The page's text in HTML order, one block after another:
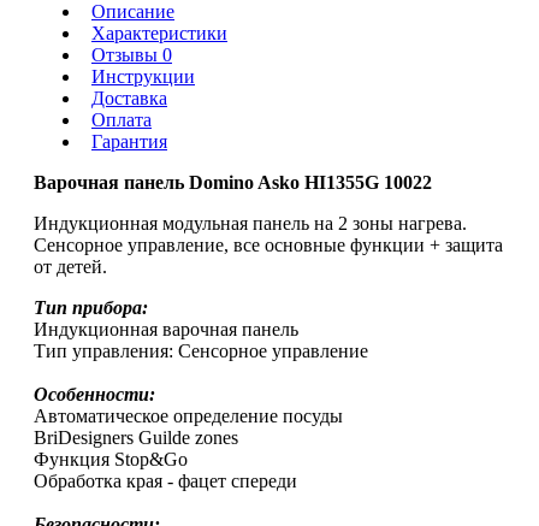
Описание
Характеристики
Отзывы 0
Инструкции
Доставка
Оплата
Гарантия
Варочная панель Domino Asko HI1355G 10022
Индукционная модульная панель на 2 зоны нагрева.
Сенсорное управление, все основные функции + защита
от детей.
Тип прибора:
Индукционная варочная панель
Тип управления: Сенсорное управление
Особенности:
Автоматическое определение посуды
BriDesigners Guilde zones
Функция Stop&Go
Обработка края - фацет спереди